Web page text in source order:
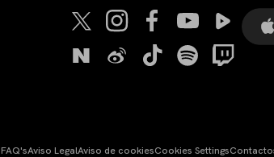
FAQ'sAviso LegalAviso de cookiesCookies Settings